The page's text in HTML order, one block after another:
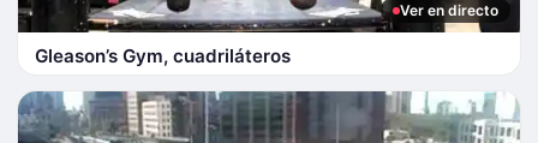
Ver en directo
Gleason’s Gym, cuadriláteros